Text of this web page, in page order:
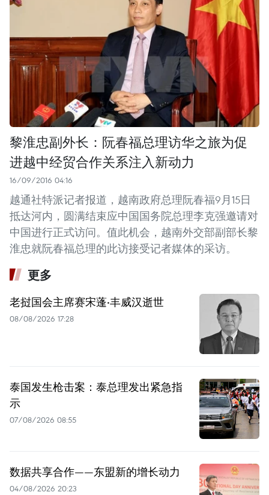
黎淮忠副外长：阮春福总理访华之旅为促
进越中经贸合作关系注入新动力
16/09/2016 04:16
越通社特派记者报道，越南政府总理阮春福9月15日
抵达河内，圆满结束应中国国务院总理李克强邀请对
中国进行正式访问。值此机会，越南外交部副部长黎
淮忠就阮春福总理的此访接受记者媒体的采访。
更多
老挝国会主席赛宋蓬·丰威汉逝世
08/08/2026 17:28
泰国发生枪击案：泰总理发出紧急指
示
07/08/2026 08:55
数据共享合作——东盟新的增长动力
04/08/2026 20:23